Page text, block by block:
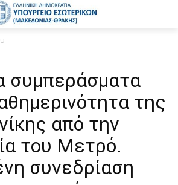
συμπεράσματα
της
από την
του Μετρό.
συνεδρίαση